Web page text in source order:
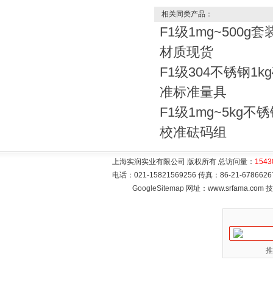
相关同类产品：
F1级1mg~500g套
材质现货
F1级304不锈钢
准标准量具
F1级1mg~5kg不
校准砝码组
上海实润实业有限公司 版权所有 总访问量：
电话：021-15821569256 传真：86-21-
GoogleSitemap网址：www.srfama.com